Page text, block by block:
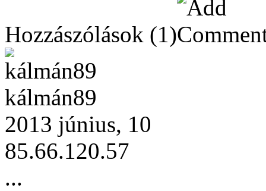
Hozzászólások (1)
kálmán89
2013 június, 10
85.66.120.57
...